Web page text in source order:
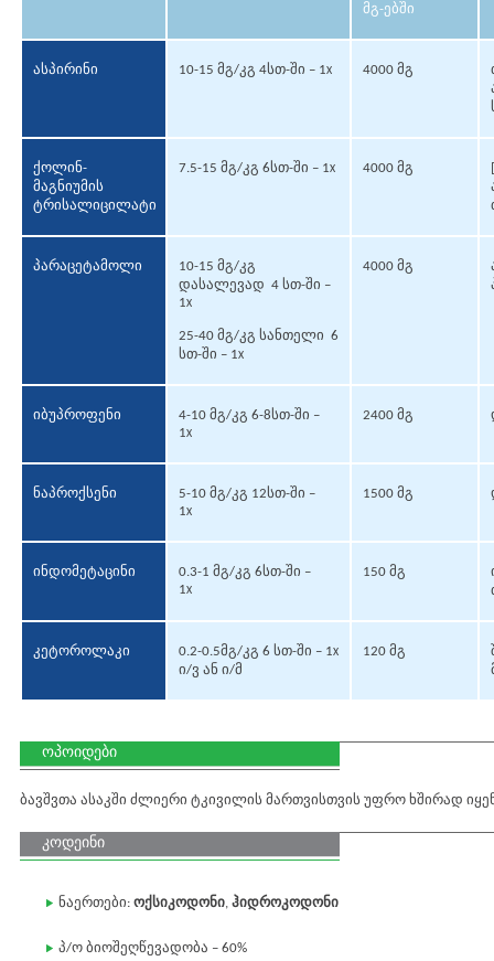
მგ-ებში
ასპირინი 10-15 მგ/კგ 4სთ-ში – 1X 4000 მგ
ქოლინ-
მაგნიუმის
ტრისალიცილატი
7.5-15 მგ/კგ 6სთ-ში – 1X 4000 მგ
პარაცეტამოლი
10-15 მგ/კგ
დასალევად 4 სთ-ში –
1X
25-40 მგ/კგ სანთელი 6
სთ-ში – 1X
4000 მგ
იბუპროფენი
4-10 მგ/კგ 6-8სთ-ში –
1X
2400 მგ
ნაპროქსენი
5-10 მგ/კგ 12სთ-ში –
1X
1500 მგ
ინდომეტაცინი
0.3-1 მგ/კგ 6სთ-ში –
1X
150 მგ
კეტოროლაკი 0.2-0.5მგ/კგ 6 სთ-ში – 1X
ი/ვ ან ი/მ
120 მგ
ოპოიდები
ბავშვთა ასაკში ძლიერი ტკივილის მართვისთვის უფრო ხშირად
კოდეინი
ნაერთები: ოქსიკოდონი, ჰიდროკოდონი
პ/ო ბიოშეღწევადობა – 60%